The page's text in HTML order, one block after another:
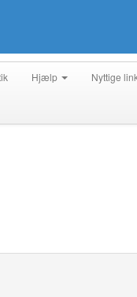
Hjælp Nyttige